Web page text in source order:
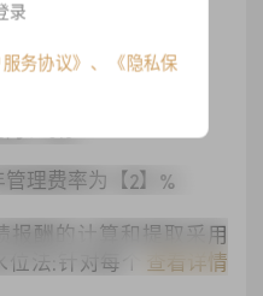
15:00前提交赎回申请
≤3月：2%
理费率为【2】%
报酬的计算和提取采用
位法:针对每个投资者单
查看详情
录
服务协议》 、
《隐私保